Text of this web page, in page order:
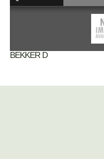
BEKKER D